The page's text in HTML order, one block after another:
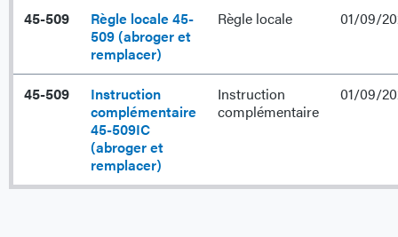
45-509
Règle locale 45-
509 (abroger et
remplacer)
Règle locale 01/09/
45-509
Instruction
complémentaire
45-509IC
(abroger et
remplacer)
Instruction
complémentaire
01/09/